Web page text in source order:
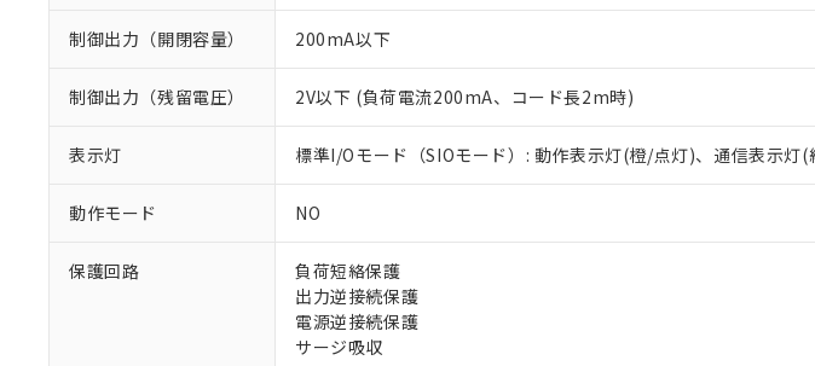
制御出力（開閉容量） 200mA以下
制御出力（残留電圧） 2V以下 (負荷電流200mA、コード長2m時)
表示灯 標準I/Oモード（SIOモード）: 動作表示灯(橙/点灯)、通信表示灯(
動作モード NO
保護回路
負荷短絡保護
出力逆接続保護
電源逆接続保護
サージ吸収
ご利用条件
以下の条件をお読みいただき、同意のうえご利用くだ
※1 対応状況
対応済み：EU RoHS指令（10物質）の非含有に
対応予定：EU RoHS指令（10物質）の非含有に対応
調査・確認中：EU RoHS指令（10物質）の非含有の
非該当品：ライセンス料など無形物で、有害物質有無
仕入先様の事情により、非含有部品としていたもの
があります。
※1 中国RoHS○×表
「○」：最大均質材料含有率が中国RoHSの基準値以